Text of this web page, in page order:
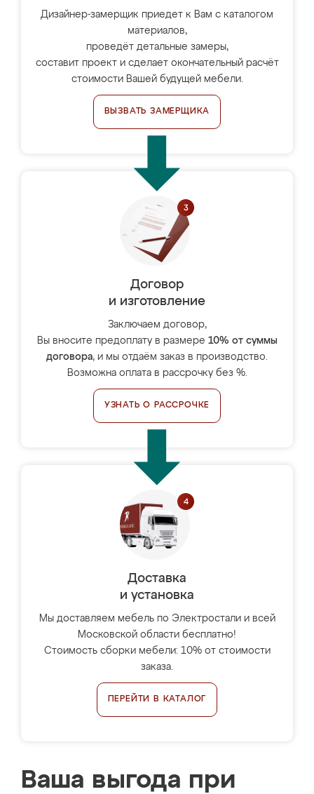
Дизайнер-замерщик приедет к Вам с каталогом
материалов,
проведёт детальные замеры,
составит проект и сделает окончательный расчёт
стоимости Вашей будущей мебели.
ВЫЗВАТЬ ЗАМЕРЩИКА
Договор
и изготовление
Заключаем договор,
Вы вносите предоплату в размере 10% от суммы
договора, и мы отдаём заказ в производство.
Возможна оплата в рассрочку без %.
УЗНАТЬ О РАССРОЧКЕ
Доставка
и установка
Мы доставляем мебель по Электростали и всей
Московской области бесплатно!
Стоимость сборки мебели: 10% от стоимости
заказа.
ПЕРЕЙТИ В КАТАЛОГ
Ваша выгода при